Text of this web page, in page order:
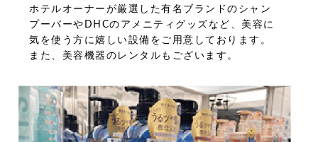
ホテルオーナーが厳選した有名ブランドのシャン
プーバーやDHCのアメニティグッズなど、美容に
気を使う方に嬉しい設備をご用意しております。
また、美容機器のレンタルもございます。